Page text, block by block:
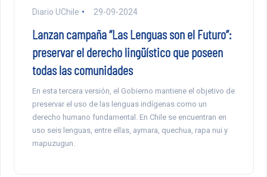
Diario UChile 29-09-2024
Lanzan campaña “Las Lenguas son el Futuro”:
preservar el derecho lingüístico que poseen
todas las comunidades
En esta tercera versión, el Gobierno mantiene el objetivo de
preservar el uso de las lenguas indígenas como un
derecho humano fundamental. En Chile se encuentran en
uso seis lenguas, entre ellas, aymara, quechua, rapa nui y
mapuzugun.